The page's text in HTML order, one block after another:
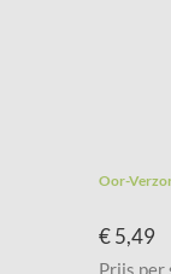
Oor-
€ 5,49
Prijs per